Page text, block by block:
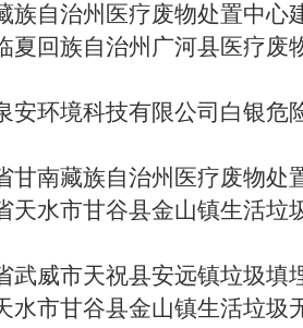
族自治州医疗废物处置中心
夏回族自治州广河县医疗废
安环境科技有限公司白银危
甘南藏族自治州医疗废物处
天水市甘谷县金山镇生活垃
武威市天祝县安远镇垃圾填
水市甘谷县金山镇生活垃圾